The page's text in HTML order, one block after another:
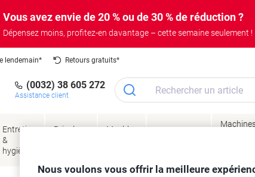
Vous avez envie de 20 % ou de 30 % de réduction ?
Dépensez moins, profitez-en davantage – cette semaine seulement !
lendemain* Retours gratuits*
(0032) 38 605 272
Assistance client
Entretien
&
hygiène
Bricolage
Meubles
Nous voulons vous offrir la meilleure